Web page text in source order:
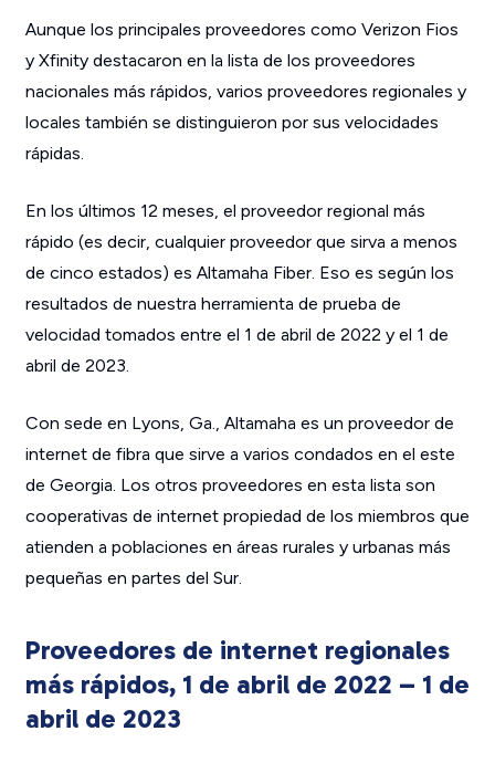
Aunque los principales proveedores como Verizon Fios
y Xfinity destacaron en la lista de los proveedores
nacionales más rápidos, varios proveedores regionales y
locales también se distinguieron por sus velocidades
rápidas.
En los últimos 12 meses, el proveedor regional más
rápido (es decir, cualquier proveedor que sirva a menos
de cinco estados) es Altamaha Fiber. Eso es según los
resultados de nuestra herramienta de prueba de
velocidad tomados entre el 1 de abril de 2022 y el 1 de
abril de 2023.
Con sede en Lyons, Ga., Altamaha es un proveedor de
internet de fibra que sirve a varios condados en el este
de Georgia. Los otros proveedores en esta lista son
cooperativas de internet propiedad de los miembros que
atienden a poblaciones en áreas rurales y urbanas más
pequeñas en partes del Sur.
Proveedores de internet regionales
más rápidos, 1 de abril de 2022 – 1 de
abril de 2023